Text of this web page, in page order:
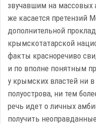
звучавшим на массовых
же касается претензий
дополнительной
крымскотатарской
факты красноречиво
и по вполне понятным
у крымских властей ни
полуострова, ни тем
речь идет о личных
получить